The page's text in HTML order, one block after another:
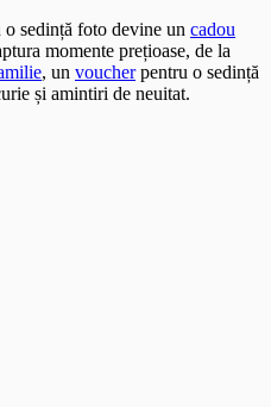
sedință foto devine un cadou
momente prețioase, de la
, un voucherpentru o sedință
și amintiri de neuitat.